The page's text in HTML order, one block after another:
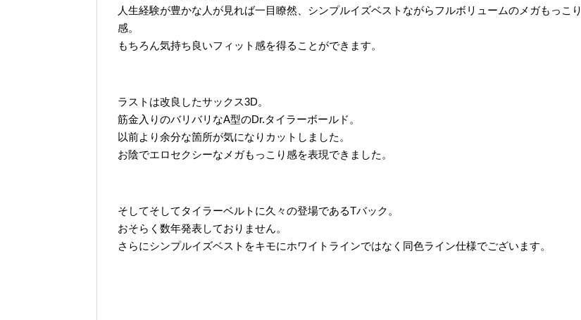
人生経験が豊かな人が見れば一目瞭然、シンプルイズベストながらフルボリュームのメガもっこり
感。
もちろん気持ち良いフィット感を得ることができます。
ラストは改良したサックス3D。
筋金入りのバリバリなA型のDr.タイラーボールド。
以前より余分な箇所が気になりカットしました。
お陰でエロセクシーなメガもっこり感を表現できました。
そしてそしてタイラーベルトに久々の登場であるTバック。
おそらく数年発表しておりません。
さらにシンプルイズベストをキモにホワイトラインではなく同色ライン仕様でございます。